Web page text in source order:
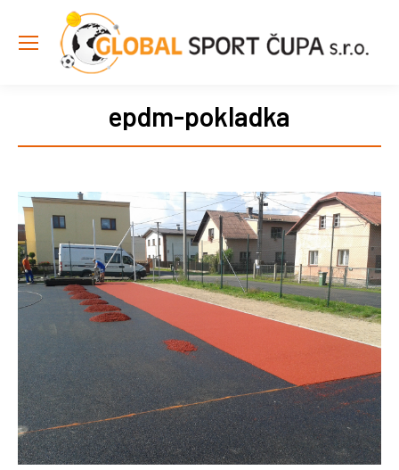
epdm-pokladka